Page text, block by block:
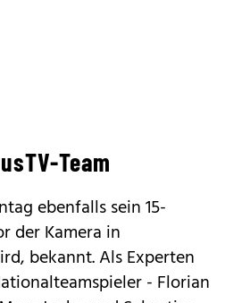
Team
ebenfalls sein 15-
der Kamera in
bekannt. Als Experten
- Florian